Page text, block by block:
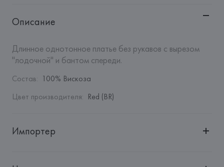
Описание
Длинное однотонное платье без рукавов с вырезом
"лодочной" и бантом спереди.
Состав: 100% Вискоза
Цвет производителя: Red (BR)
Импортер